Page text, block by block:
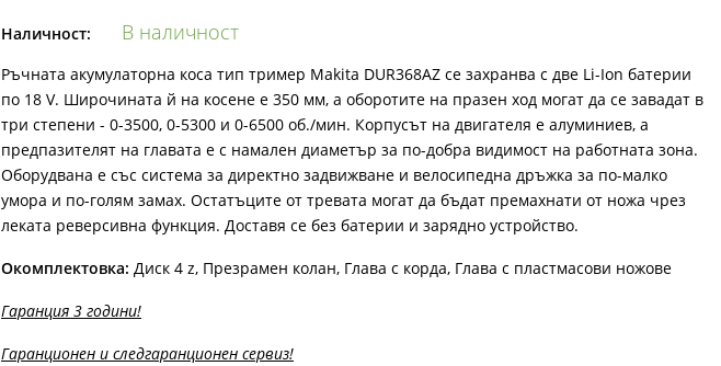
Наличност: В наличност
Ръчната акумулаторна коса тип тример Makita DUR368AZ се захранва с две Li-Ion батерии
по 18 V. Широчината й на косене е 350 мм, а оборотите на празен ход могат да се завадат в
три степени - 0-3500, 0-5300 и 0-6500 об./мин. Корпусът на двигателя е алуминиев, а
предпазителят на главата е с намален диаметър за по-добра видимост на работната зона.
Оборудвана е със система за директно задвижване и велосипедна дръжка за по-малко
умора и по-голям замах. Остатъците от тревата могат да бъдат премахнати от ножа чрез
леката реверсивна функция. Доставя се без батерии и зарядно устройство.
Окомплектовка: Диск 4 z, Презрамен колан, Глава с корда, Глава с пластмасови ножове
Гаранция 3 години!
Гаранционен и следгаранционен сервиз!